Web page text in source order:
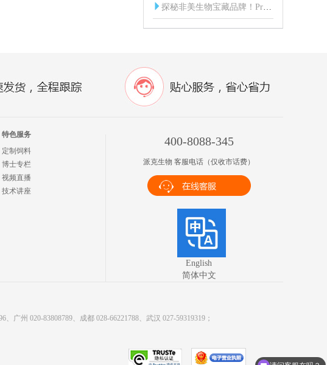
探秘非美生物宝藏品牌！ProSpecbio：蛋白界的 “六边形战士” 来袭
特色服务
定制饲料
博士专栏
视频直播
技术讲座
400-8088-345
派克生物 客服电话（仅收市话费）
English
简体中文
广州 020-83808789、成都 028-66221788、武汉 027-59319319；
请问客服在吗？